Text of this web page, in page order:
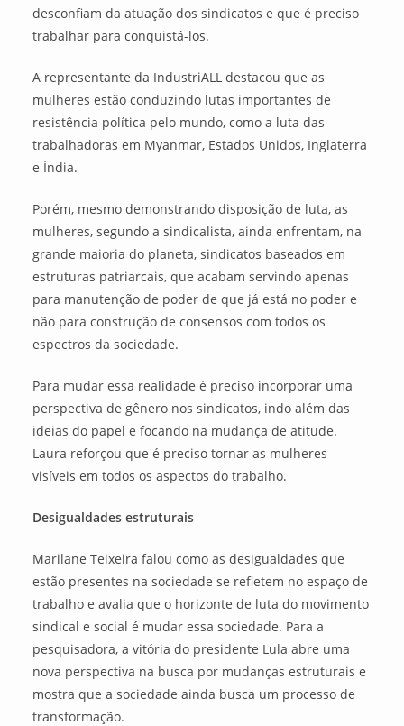
desconfiam da atuação dos sindicatos e que é preciso
trabalhar para conquistá-los.
A representante da IndustriALL destacou que as
mulheres estão conduzindo lutas importantes de
resistência política pelo mundo, como a luta das
trabalhadoras em Myanmar, Estados Unidos, Inglaterra
e Índia.
Porém, mesmo demonstrando disposição de luta, as
mulheres, segundo a sindicalista, ainda enfrentam, na
grande maioria do planeta, sindicatos baseados em
estruturas patriarcais, que acabam servindo apenas
para manutenção de poder de que já está no poder e
não para construção de consensos com todos os
espectros da sociedade.
Para mudar essa realidade é preciso incorporar uma
perspectiva de gênero nos sindicatos, indo além das
ideias do papel e focando na mudança de atitude.
Laura reforçou que é preciso tornar as mulheres
visíveis em todos os aspectos do trabalho.
Desigualdades estruturais
Marilane Teixeira falou como as desigualdades que
estão presentes na sociedade se refletem no espaço de
trabalho e avalia que o horizonte de luta do movimento
sindical e social é mudar essa sociedade. Para a
pesquisadora, a vitória do presidente Lula abre uma
nova perspectiva na busca por mudanças estruturais e
mostra que a sociedade ainda busca um processo de
transformação.